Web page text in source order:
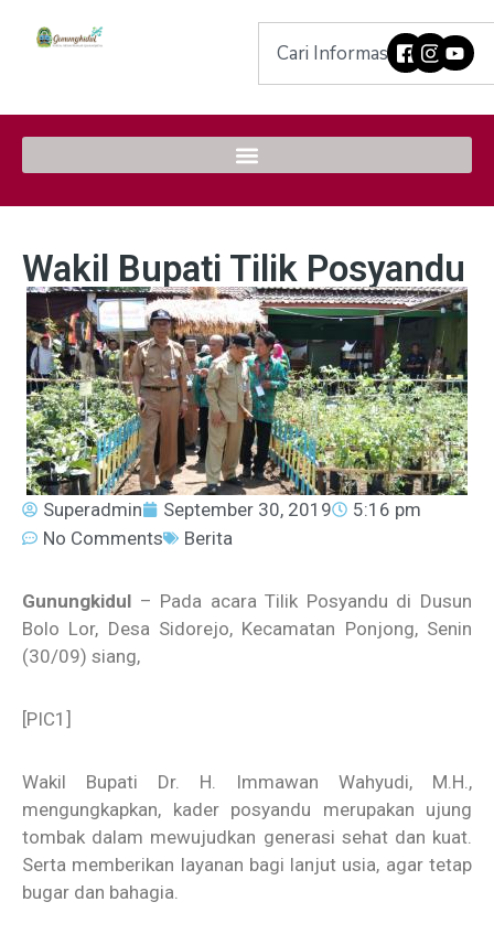
Wakil Bupati Tilik Posyandu
Superadmin September 30, 2019
5:16 pm
No Comments
Berita
Gunungkidul – Pada acara Tilik Posyandu di Dusun
Bolo Lor, Desa Sidorejo, Kecamatan Ponjong, Senin
(30/09) siang,
[PIC1]
Wakil Bupati Dr. H. Immawan Wahyudi, M.H.,
mengungkapkan, kader posyandu merupakan ujung
tombak dalam mewujudkan generasi sehat dan kuat.
Serta memberikan layanan bagi lanjut usia, agar tetap
bugar dan bahagia.